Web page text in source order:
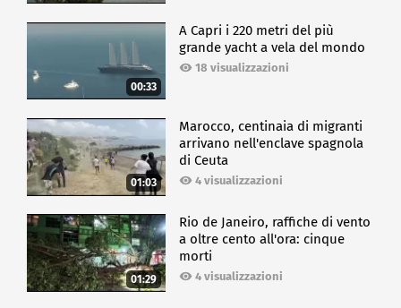
scritte microscopicamente per non essere lette?".
"Siamo d'accordissimo che a tavola c'è posto per
tutti - ha concluso - l'importante è che il
consumatore venga sempre messo nelle condizioni
di fare scelte consapevoli".
ECONOMIA
00:33
A Capri i 220 metri del più
grande yacht a vela del mondo
18 visualizzazioni
01:03
Marocco, centinaia di migranti
arrivano nell'enclave spagnola
di Ceuta
4 visualizzazioni
01:29
Rio de Janeiro, raffiche di vento
a oltre cento all'ora: cinque
morti
4 visualizzazioni